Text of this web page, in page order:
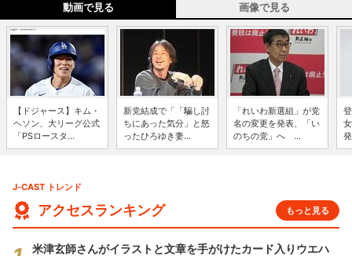
動画で見る 画像で見る
【ドジャース】キム・
ヘソン、大リーグ公式
「PSロースタ...
新党結成で「「騙し討
ちにあった気分」と怒
ったひろゆき妻...
「れいわ新選組」が党
名の変更を発表、「い
のちの党」へ ...
J-CAST トレンド
アクセスランキング もっと見る
米津玄師さんがイラストと文章を手がけたカード入りウエハ